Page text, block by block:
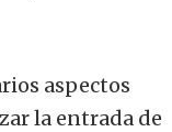
aspectos
la entrada de